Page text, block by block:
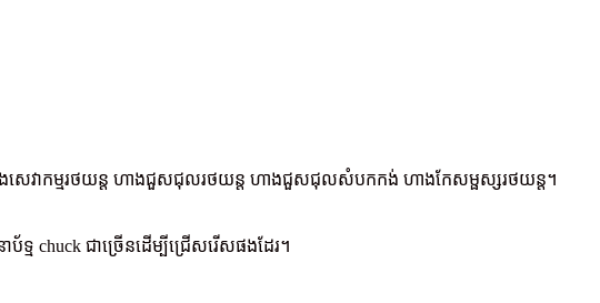
សេវាកម្មរថយន្ត ហាងជួសជុលរថយន្ត ហាងជួសជុលសំបកកង់ ហាងកែសម្ផស្សរថយន្ត។
ម chuck ជាច្រើនដើម្បីជ្រើសរើសផងដែរ។